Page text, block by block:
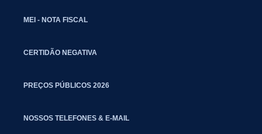
MEI - NOTA FISCAL
CERTIDÃO NEGATIVA
PREÇOS PÚBLICOS 2026
NOSSOS TELEFONES & E-MAIL